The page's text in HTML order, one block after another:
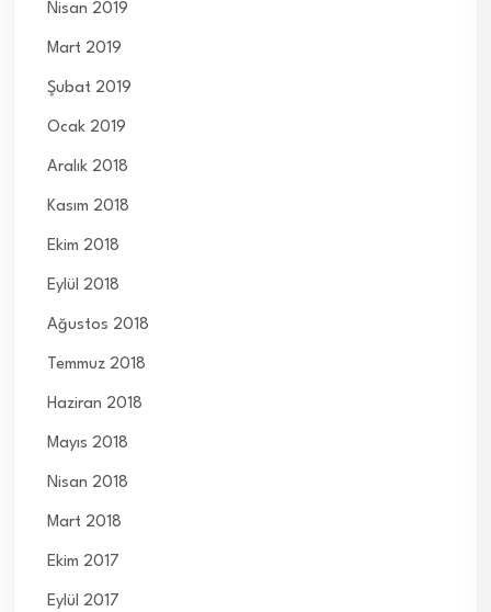
Nisan 2019
Mart 2019
Şubat 2019
Ocak 2019
Aralık 2018
Kasım 2018
Ekim 2018
Eylül 2018
Ağustos 2018
Temmuz 2018
Haziran 2018
Mayıs 2018
Nisan 2018
Mart 2018
Ekim 2017
Eylül 2017